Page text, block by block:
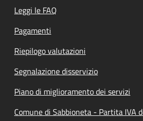
Leggi le FAQ
Pagamenti
Riepilogo valutazioni
Segnalazione disservizio
Piano di miglioramento dei servizi
Comune di Sabbioneta - Partita IVA